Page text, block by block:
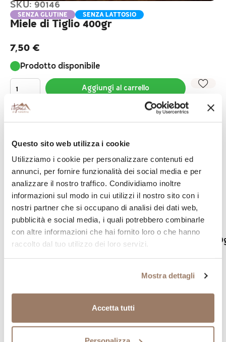
Questo sito web utilizza i cookie
Utilizziamo i cookie per personalizzare contenuti ed
annunci, per fornire funzionalità dei social media e per
analizzare il nostro traffico. Condividiamo inoltre
informazioni sul modo in cui utilizzi il nostro sito con i
nostri partner che si occupano di analisi dei dati web,
pubblicità e social media, i quali potrebbero combinarle
con altre informazioni che hai fornito loro o che hanno
raccolto dal tuo utilizzo dei loro servizi.
Mostra dettagli
Accetta tutti
SKU: 90146
SENZA GLUTINE SENZA LATTOSIO
Miele di Tiglio 400gr
7,50 €
Prodotto disponibile
Aggiungi al carrello
Descrizione ConservazioneValori
Continua la tua spesa valtellinese
di Sondrio
SENZA GLUTINE
SENZA LATTOSIO
VEG
Tris di Confetture 3x40gr
SENZA GLUTINE
SENZA LATTOSIO
Miele di Castagno
Iscriviti alla newsletter, ti invieremo promozioni
esclusive